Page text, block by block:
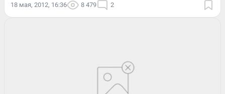
18 мая, 2012, 16:36 8 479 2